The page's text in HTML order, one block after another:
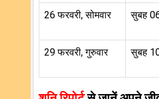
26 फरवरी, सोमवार सुबह
29 फरवरी, गुरुवार सुबह